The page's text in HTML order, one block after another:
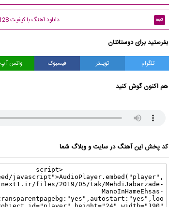
mp3 دانلود آهنگ با کیفیت 128
بفرستید برای دوستانتان
تلگرام توییتر فیسبوک واتس آپ
هم اکنون گوش کنید
کد پخش این آهنگ در سایت و وبلاگ شما